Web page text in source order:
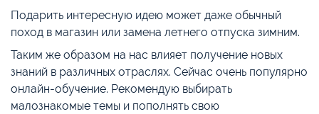
Подарить интересную идею может даже обычный
поход в магазин или замена летнего отпуска зимним.
Таким же образом на нас влияет получение новых
знаний в различных отраслях. Сейчас очень популярно
онлайн-обучение. Рекомендую выбирать
малознакомые темы и пополнять свою